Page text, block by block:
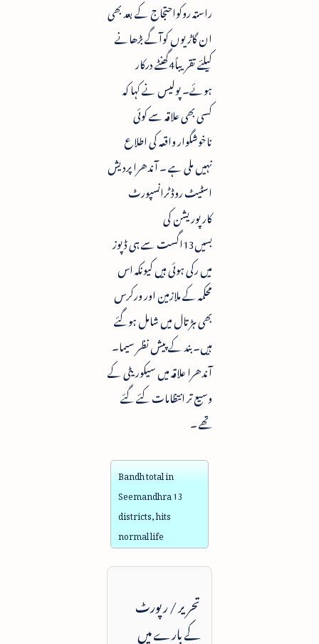
راستہ روکواحتجاج کے بعد بھی
ان گاڑیوں کوآگے بڑھانے
کیلئے تقریباً4گھنٹے درکار
ہوئے۔ پولیس نے کہا کہ
کسی بھی علاقہ سے کوئی
ناخوشگوار واقعہ کی اطلاع
نہیں ملی ہے ۔ آندھرا پردیش
اسٹیٹ روڈ ٹرانسپورٹ
کارپوریشن کی
بسیں13اگست سے ہی ڈپوز
میں رکی ہوئی ہیں کیونکہ اس
محکمہ کے ملازمین اور ورکرس
بھی ہڑتال میں شامل ہوگئے
ہیں۔ بند کے پیش نظر سیما۔
آندھرا علاقہ میں سیکوریٹی کے
وسیع تر انتظامات کئے گئے
تھے ۔
Bandh total in
Seemandhra 13
districts, hits
normal life
تحریر / رپورٹ
کے بارے میں